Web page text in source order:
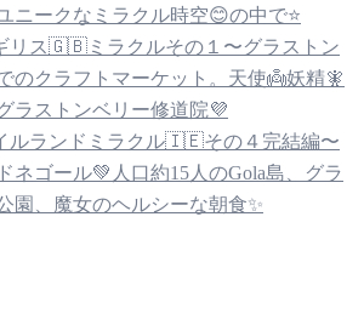
ニークなミラクル時空😊の中で⭐️
リス🇬🇧ミラクルその１〜グラストン
のクラフトマーケット。天使👼妖精🧚
ラストンベリー修道院💜
ルランドミラクル🇮🇪その４完結編〜
ネゴール💚人口約15人のGola島、グラ
園、魔女のヘルシーな朝食✨